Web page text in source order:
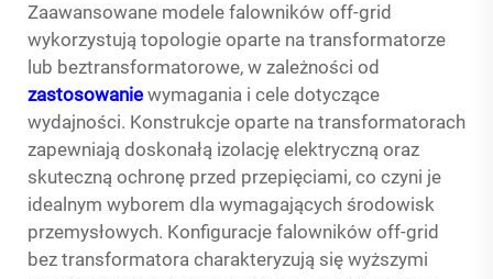
Zaawansowane modele falowników off-grid
wykorzystują topologie oparte na transformatorze
lub beztransformatorowe, w zależności od
zastosowanie wymagania i cele dotyczące
wydajności. Konstrukcje oparte na transformatorach
zapewniają doskonałą izolację elektryczną oraz
skuteczną ochronę przed przepięciami, co czyni je
idealnym wyborem dla wymagających środowisk
przemysłowych. Konfiguracje falowników off-grid
bez transformatora charakteryzują się wyższymi